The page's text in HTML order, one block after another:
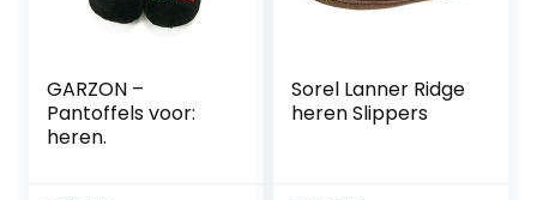
GARZON –
Pantoffels voor:
heren.
Sorel Lanner Ridge
heren Slippers